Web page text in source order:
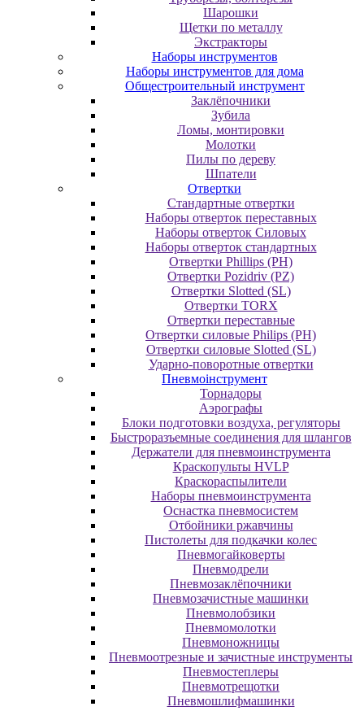
Шарошки
Щетки по металлу
Экcтpaктopы
Наборы инструментов
Наборы инструментов для дома
Общестроительный инструмент
Заклёпочники
Зубила
Ломы, монтировки
Молотки
Пилы по дереву
Шпатели
Отвертки
Cтандартные отвертки
Наборы отверток переставных
Наборы отверток Силовых
Наборы отверток стандартных
Отвертки Phillips (PH)
Отвертки Pozidriv (PZ)
Отвертки Slotted (SL)
Отвертки TORX
Отвертки переставные
Отвертки силовые Philips (PH)
Отвертки силовые Slotted (SL)
Ударно-поворотные отвертки
Пневмоінструмент
Topнaдopы
Аэрографы
Блоки подготовки воздуха, регуляторы
Быстроразъемные соединения для шлангов
Держатели для пневмоинструмента
Краскопульты HVLP
Краскораспылители
Наборы пневмоинструмента
Оснастка пневмосистем
Отбойники ржавчины
Пистолеты для подкачки колес
Пневмогайковерты
Пневмодрели
Пневмозаклёпочники
Пневмозачистные машинки
Пневмолобзики
Пневмомолотки
Пневмоножницы
Пневмоотрезные и зачистные инструменты
Пневмостеплеры
Пневмотрещотки
Пневмошлифмашинки